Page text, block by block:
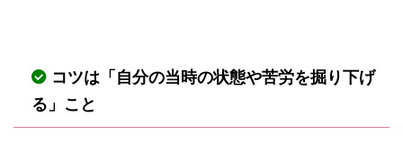
コツは「自分の当時の状態や苦労を掘り下げ
る」こと